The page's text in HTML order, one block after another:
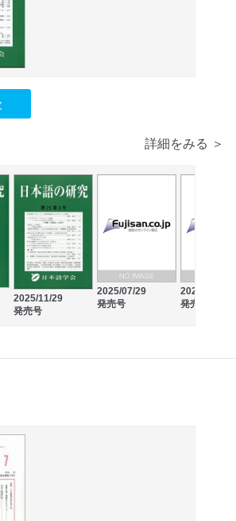
詳細をみる ＞
2025/11/29
発売号
2025/07/29
発売号
2025/03/28
発売号